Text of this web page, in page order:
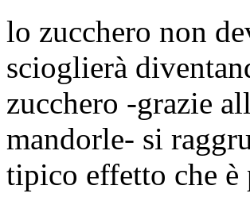
lo zucchero non
scioglierà
zucchero -grazie
mandorle- si
tipico effetto che